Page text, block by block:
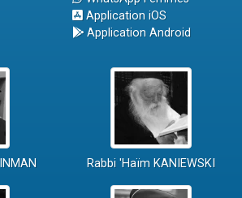
Application iOS
Application Android
Rabbi 'Haïm KANIEWSKI